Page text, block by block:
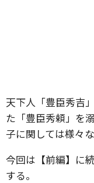
天下人「豊臣秀吉
た「豊臣秀頼」を
子に関しては様々
今回は【前編】に
する。